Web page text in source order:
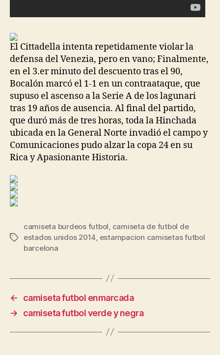
El Cittadella intenta repetidamente violar la
defensa del Venezia, pero en vano; Finalmente,
en el 3.er minuto del descuento tras el 90,
Bocalón marcó el 1-1 en un contraataque, que
supuso el ascenso a la Serie A de los lagunari
tras 19 años de ausencia. Al final del partido,
que duró más de tres horas, toda la Hinchada
ubicada en la General Norte invadió el campo y
Comunicaciones pudo alzar la copa 24 en su
Rica y Apasionante Historia.
Etiquetas
camiseta burdeos futbol camiseta de futbol de
estados unidos 2014 estampacion camisetas futbol
barcelona
←
camiseta futbol enmarcada
→
camiseta futbol verde y negra